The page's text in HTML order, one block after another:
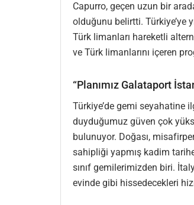
Capurro, geçen uzun bir
olduğunu belirtti. Türkiye’ye
Türk limanları hareketli
ve Türk limanlarını içeren
“Planımız Galataport
Türkiye’de gemi seyahatine
duyduğumuz güven çok
bulunuyor. Doğası,
sahipliği yapmış kadim
sınıf gemilerimizden biri.
evinde gibi hissedecekleri